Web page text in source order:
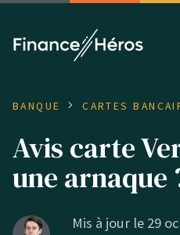
BANQUE CARTES
Avis carte
une arnaque
Mis à jour le 29